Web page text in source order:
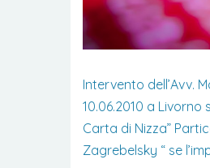
Intervento dell’Avv.
10.06.2010 a
Carta di Nizza”
Zagrebelsky “ se